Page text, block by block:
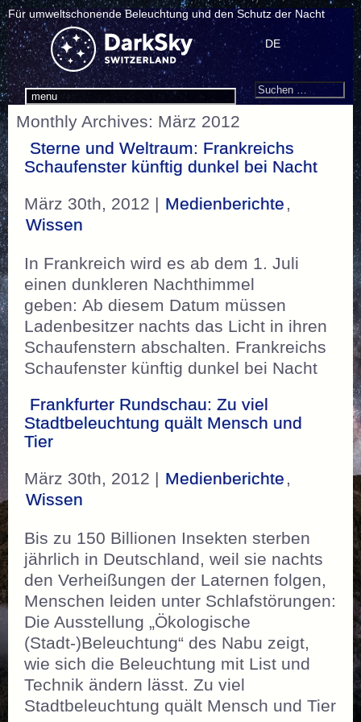
Für umweltschonende Beleuchtung und den Schutz der Nacht
menu
DE
Search
Suchen
Monthly Archives: März 2012
Sterne und Weltraum: Frankreichs
Schaufenster künftig dunkel bei Nacht
März 30th, 2012 | Medienberichte ,
Wissen
In Frankreich wird es ab dem 1. Juli
einen dunkleren Nachthimmel
geben: Ab diesem Datum müssen
Ladenbesitzer nachts das Licht in ihren
Schaufenstern abschalten. Frankreichs
Schaufenster künftig dunkel bei Nacht
Frankfurter Rundschau: Zu viel
Stadtbeleuchtung quält Mensch und
Tier
März 30th, 2012 | Medienberichte ,
Wissen
Bis zu 150 Billionen Insekten sterben
jährlich in Deutschland, weil sie nachts
den Verheißungen der Laternen folgen,
Menschen leiden unter Schlafstörungen:
Die Ausstellung „Ökologische
(Stadt-)Beleuchtung“ des Nabu zeigt,
wie sich die Beleuchtung mit List und
Technik ändern lässt. Zu viel
Stadtbeleuchtung quält Mensch und Tier